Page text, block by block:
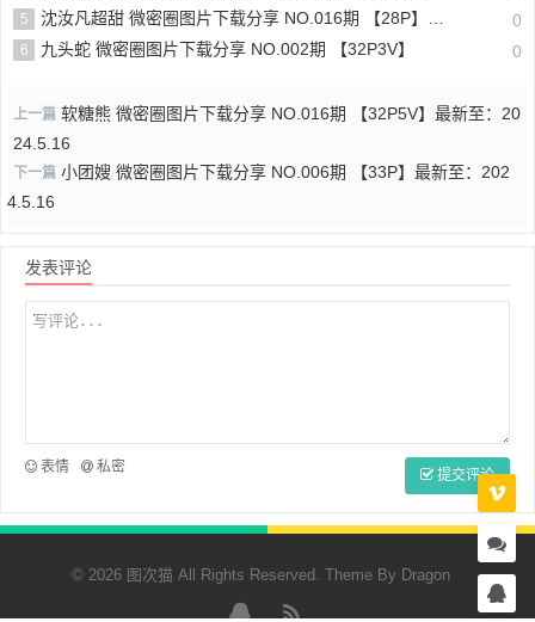
5 沈汝凡超甜 微密圈图片下载分享 NO.016期 【28P】最新至：2024.6.29 0
6 九头蛇 微密圈图片下载分享 NO.002期 【32P3V】 0
上一篇 软糖熊 微密圈图片下载分享 NO.016期 【32P5V】最新至：20
24.5.16
下一篇 小团嫂 微密圈图片下载分享 NO.006期 【33P】最新至：202
4.5.16
发表评论
表情 私密 提交评论
© 2026 图次猫 All Rights Reserved. Theme By Dragon